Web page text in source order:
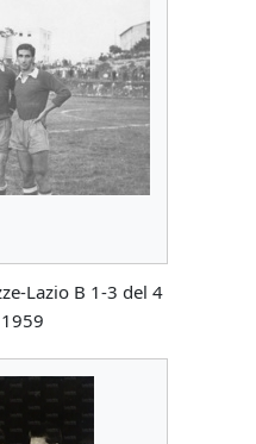
Lazio B 1-3 del 4